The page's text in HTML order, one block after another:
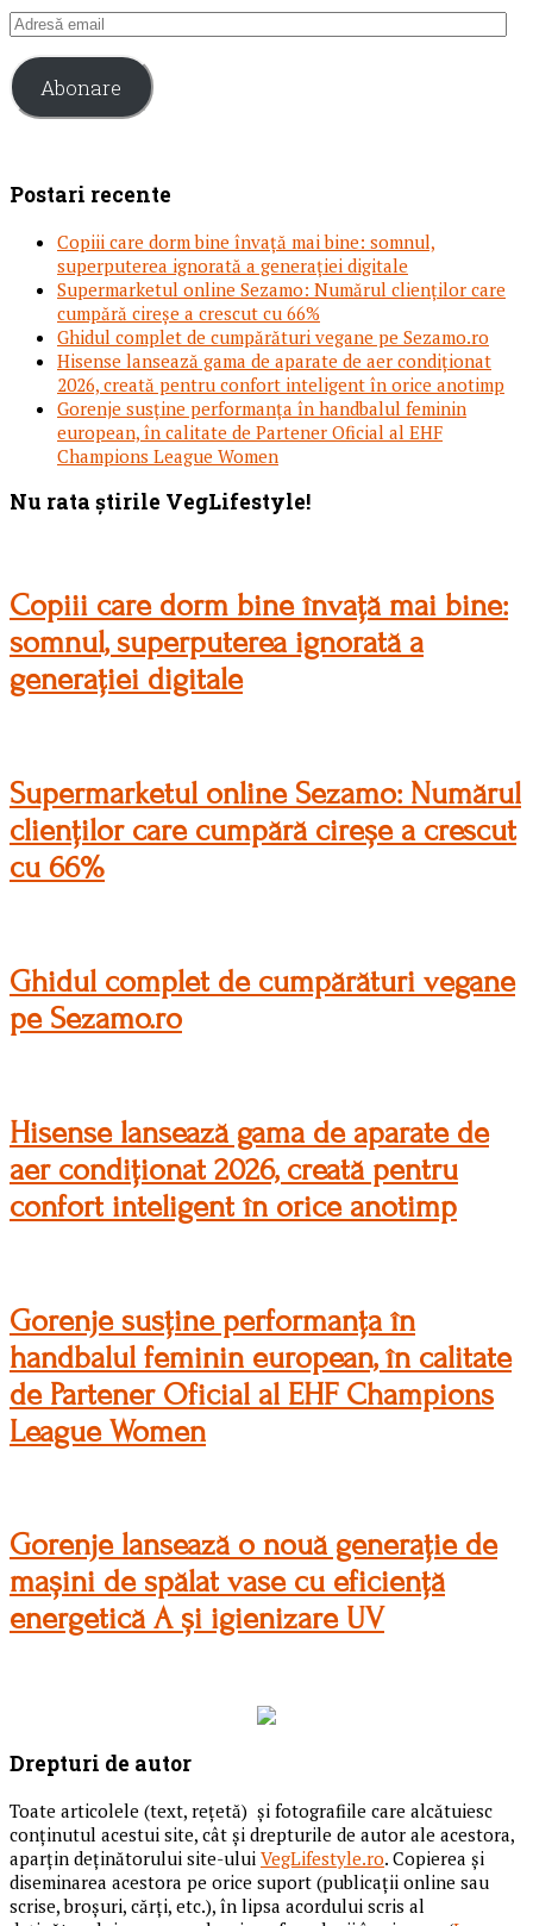
Adresă
Abonare
Postari recente
Copiii care dorm bine învață mai bine: somnul,
superputerea ignorată a generației digitale
Supermarketul online Sezamo: Numărul clienților care
cumpără cireșe a crescut cu 66%
Ghidul complet de cumpărături vegane pe Sezamo.ro
Hisense lansează gama de aparate de aer condiționat
2026, creată pentru confort inteligent în orice anotimp
Gorenje susține performanța în handbalul feminin
european, în calitate de Partener Oficial al EHF
Champions League Women
Footer
Nu rata știrile VegLifestyle!
Copiii care dorm bine învață mai bine:
somnul, superputerea ignorată a
generației digitale
Supermarketul online Sezamo: Numărul
clienților care cumpără cireșe a crescut
cu 66%
Ghidul complet de cumpărături vegane
pe Sezamo.ro
Hisense lansează gama de aparate de
aer condiționat 2026, creată pentru
confort inteligent în orice anotimp
Gorenje susține performanța în
handbalul feminin european, în calitate
de Partener Oficial al EHF Champions
League Women
Gorenje lansează o nouă generație de
mașini de spălat vase cu eficiență
energetică A și igienizare UV
Drepturi de autor
Toate articolele (text, reţetă) și fotografiile care alcătuiesc
conținutul acestui site, cât și drepturile de autor ale acestora,
aparțin deținătorului site-ului VegLifestyle.ro. Copierea și
diseminarea acestora pe orice suport (publicații online sau
scrise, broșuri, cărți, etc.), în lipsa acordului scris al